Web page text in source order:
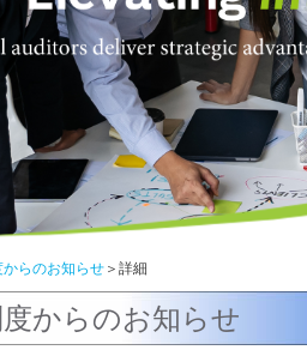
らのお知らせ ＞詳細
からのお知らせ